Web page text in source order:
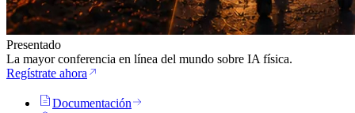
Presentado
La mayor conferencia en línea del mundo sobre IA física.
Regístrate ahora
Documentación